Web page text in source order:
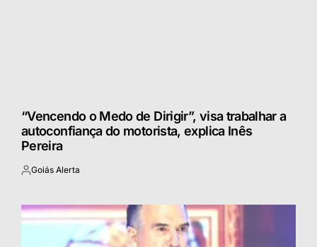
“Vencendo o Medo de Dirigir”, visa trabalhar a
autoconfiança do motorista, explica Inês
Pereira
Postado
Goiás Alerta